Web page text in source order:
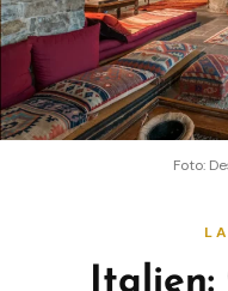
Foto:
Italien: